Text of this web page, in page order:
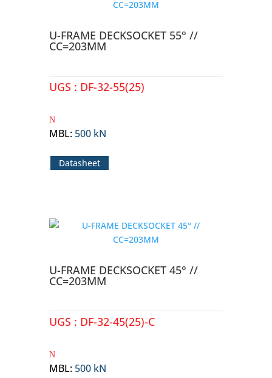
U-FRAME DECKSOCKET 55° //
CC=203MM
UGS : DF-32-55(25)
MBL: 500 kN
Datasheet
U-FRAME DECKSOCKET 45° //
CC=203MM
UGS : DF-32-45(25)-C
MBL: 500 kN